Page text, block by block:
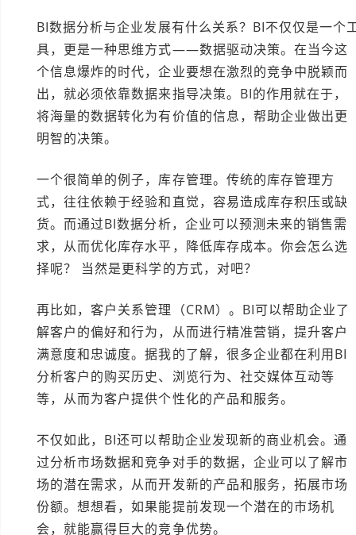
BI数据分析与企业发展有什么关系？BI不仅仅是一个
具，更是一种思维方式——数据驱动决策。在当今这
个信息爆炸的时代，企业要想在激烈的竞争中脱颖而
出，就必须依靠数据来指导决策。BI的作用就在于，
将海量的数据转化为有价值的信息，帮助企业做出更
明智的决策。
一个很简单的例子，库存管理。传统的库存管理方
式，往往依赖于经验和直觉，容易造成库存积压或缺
货。而通过BI数据分析，企业可以预测未来的销售需
求，从而优化库存水平，降低库存成本。你会怎么选
择呢？ 当然是更科学的方式，对吧？
再比如，客户关系管理（CRM）。BI可以帮助企业了
解客户的偏好和行为，从而进行精准营销，提升客户
满意度和忠诚度。据我的了解，很多企业都在利用BI
分析客户的购买历史、浏览行为、社交媒体互动等
等，从而为客户提供个性化的产品和服务。
不仅如此，BI还可以帮助企业发现新的商业机会。通
过分析市场数据和竞争对手的数据，企业可以了解市
场的潜在需求，从而开发新的产品和服务，拓展市场
份额。想想看，如果能提前发现一个潜在的市场机
会，就能赢得巨大的竞争优势。